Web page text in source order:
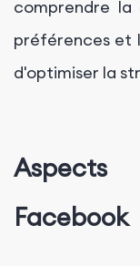
comprendre la
préférences et
d'optimiser la
Facebook